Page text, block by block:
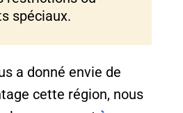
spéciaux.
a donné envie de
cette région, nous